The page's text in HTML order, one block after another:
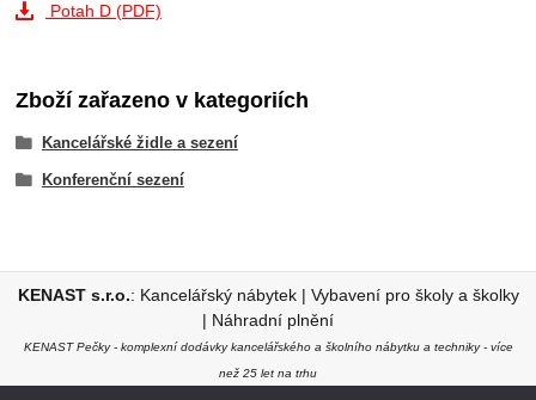
Potah D (PDF)
Zboží zařazeno v kategoriích
Kancelářské židle a sezení
Konferenční sezení
KENAST s.r.o.: Kancelářský nábytek | Vybavení pro školy a školky
| Náhradní plnění
KENAST Pečky - komplexní dodávky kancelářského a školního nábytku a techniky - více
než 25 let na trhu